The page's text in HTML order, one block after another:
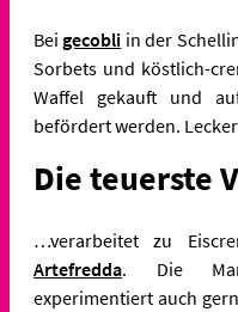
Bei gecobli in der
Sorbets und köstlich-
Waffel gekauft und
befördert werden.
Die teuerste
…verarbeitet zu
Artefredda. Die
experimentiert auch